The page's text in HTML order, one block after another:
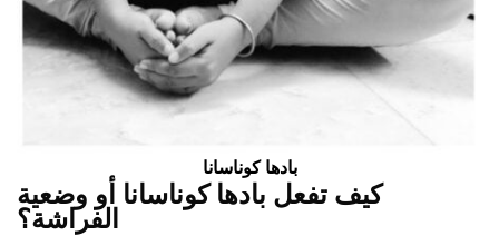
بادها كوناسانا
كيف تفعل بادها كوناسانا أو وضعية
الفراشة؟